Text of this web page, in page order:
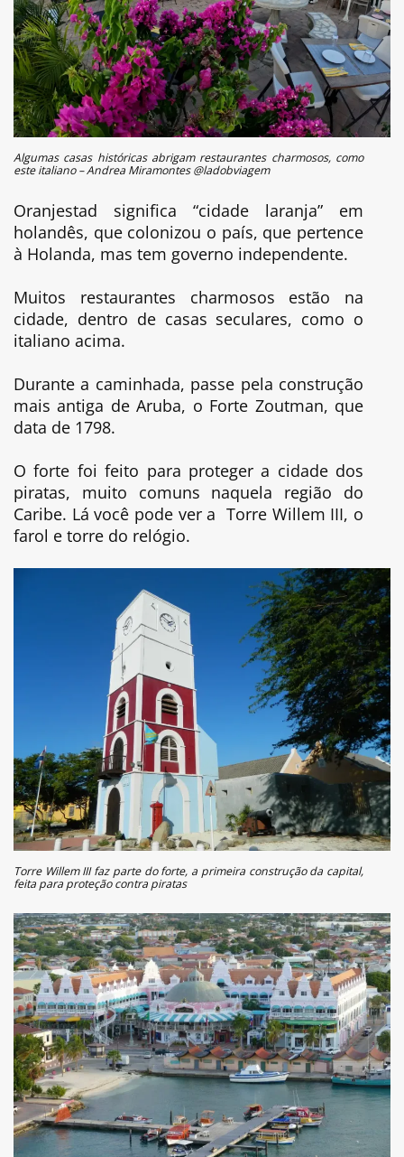
Algumas casas históricas abrigam restaurantes charmosos, como
este italiano – Andrea Miramontes @ladobviagem
Oranjestad significa “cidade laranja” em
holandês, que colonizou o país, que pertence
à Holanda, mas tem governo independente.
Muitos restaurantes charmosos estão na
cidade, dentro de casas seculares, como o
italiano acima.
Durante a caminhada, passe pela construção
mais antiga de Aruba, o Forte Zoutman, que
data de 1798.
O forte foi feito para proteger a cidade dos
piratas, muito comuns naquela região do
Caribe. Lá você pode ver a Torre Willem III, o
farol e torre do relógio.
Torre Willem III faz parte do forte, a primeira construção da capital,
feita para proteção contra piratas